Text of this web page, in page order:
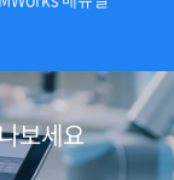
보세요